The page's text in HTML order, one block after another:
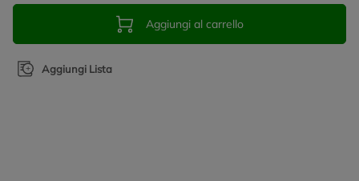
Aggiungi al carrello
Aggiungi Lista